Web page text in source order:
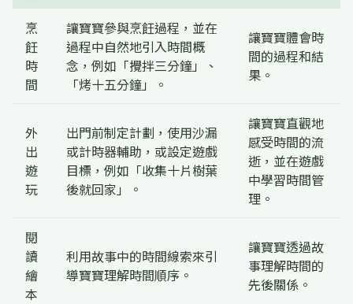
烹
飪
時
間
讓寶寶參與烹飪過程，並在
過程中自然地引入時間概
念，例如「攪拌三分鐘」、
「烤十五分鐘」。
讓寶寶體會時
間的過程和結
果。
外
出
遊
玩
出門前制定計劃，使用沙漏
或計時器輔助，或設定遊戲
目標，例如「收集十片樹葉
後就回家」。
讓寶寶直觀地
感受時間的流
逝，並在遊戲
中學習時間管
理。
閱
讀
繪
本
利用故事中的時間線索來引
導寶寶理解時間順序。
讓寶寶透過故
事理解時間的
先後關係。